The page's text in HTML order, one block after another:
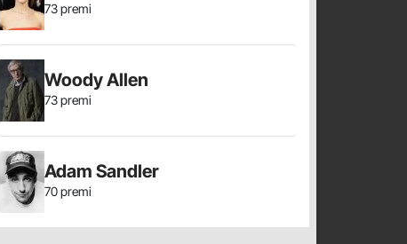
73 premi
Woody Allen
73 premi
Adam Sandler
70 premi